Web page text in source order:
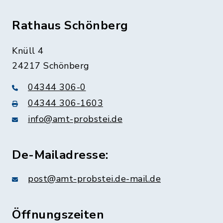
Rathaus Schönberg
Knüll 4
24217 Schönberg
04344 306-0
04344 306-1603
info@amt-probstei.de
De-Mailadresse:
post@amt-probstei.de-mail.de
Öffnungszeiten